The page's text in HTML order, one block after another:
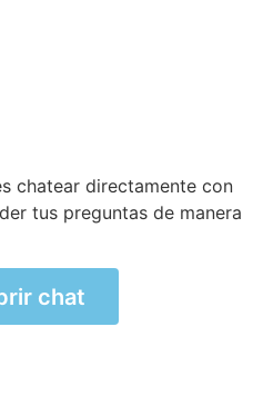
chatear directamente con
tus preguntas de manera
chat